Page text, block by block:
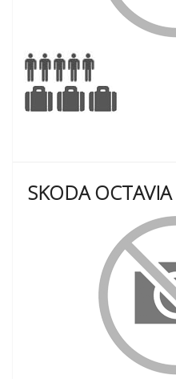
SKODA OCTAVIA